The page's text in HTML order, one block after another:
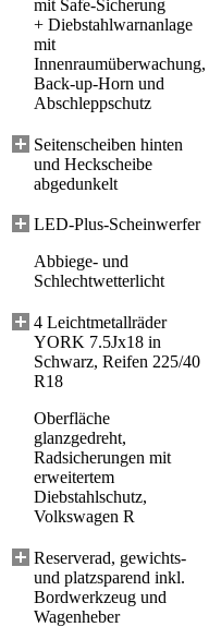
mit Safe-Sicherung
+ Diebstahlwarnanlage
mit
Innenraumüberwachung,
Back-up-Horn und
Abschleppschutz
Seitenscheiben hinten
und Heckscheibe
abgedunkelt
LED-Plus-Scheinwerfer
Abbiege- und
Schlechtwetterlicht
4 Leichtmetallräder
YORK 7.5Jx18 in
Schwarz, Reifen 225/40
R18
Oberfläche
glanzgedreht,
Radsicherungen mit
erweitertem
Diebstahlschutz,
Volkswagen R
Reserverad, gewichts-
und platzsparend inkl.
Bordwerkzeug und
Wagenheber